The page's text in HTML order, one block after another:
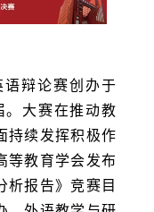
语辩论赛创办于
大赛在推动教
持续发挥积极作
等教育学会发布
析报告》竞赛目